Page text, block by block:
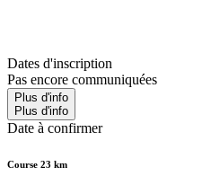
Dates d'inscription
Pas encore communiquées
Plus d'info
Plus d'info
Date à confirmer
Course 23 km